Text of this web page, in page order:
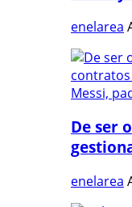
enelarea
De ser
enelarea